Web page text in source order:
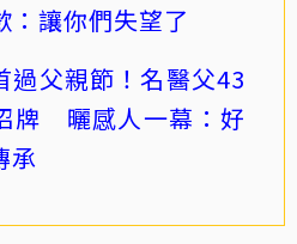
：讓你們失望了
過父親節！名醫父43
牌 曬感人一幕：好
承